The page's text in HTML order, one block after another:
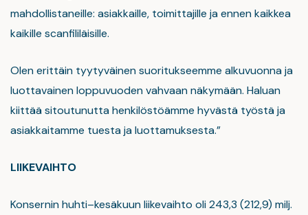
mahdollistaneille: asiakkaille, toimittajille ja ennen kaikkea
kaikille scanfililäisille.
Olen erittäin tyytyväinen suoritukseemme alkuvuonna ja
luottavainen loppuvuoden vahvaan näkymään. Haluan
kiittää sitoutunutta henkilöstöämme hyvästä työstä ja
asiakkaitamme tuesta ja luottamuksesta.”
LIIKEVAIHTO
Konsernin huhti–kesäkuun liikevaihto oli 243,3 (212,9) milj.